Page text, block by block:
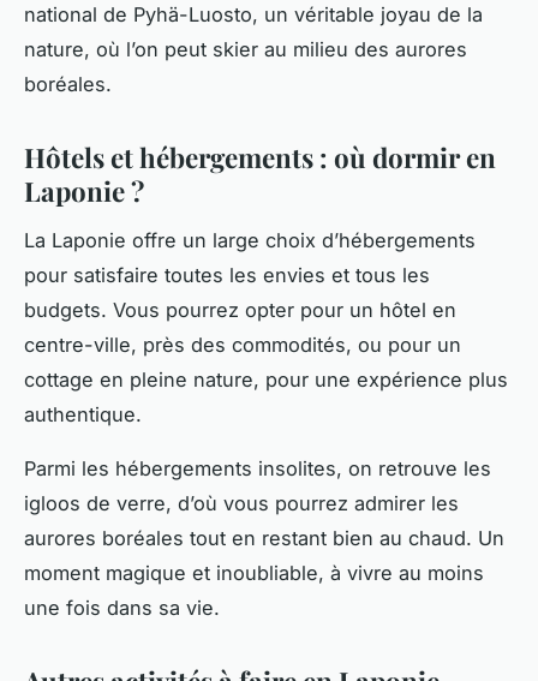
national de Pyhä-Luosto, un véritable joyau de la
nature, où l’on peut skier au milieu des aurores
boréales.
Hôtels et hébergements : où dormir en
Laponie ?
La Laponie offre un large choix d’hébergements
pour satisfaire toutes les envies et tous les
budgets. Vous pourrez opter pour un hôtel en
centre-ville, près des commodités, ou pour un
cottage en pleine nature, pour une expérience plus
authentique.
Parmi les hébergements insolites, on retrouve les
igloos de verre, d’où vous pourrez admirer les
aurores boréales tout en restant bien au chaud. Un
moment magique et inoubliable, à vivre au moins
une fois dans sa vie.